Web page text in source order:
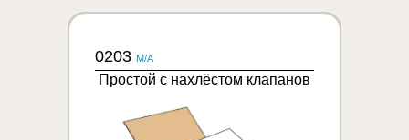
0203 M/A
Простой с нахлёстом клапанов